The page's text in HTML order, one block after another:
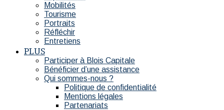
Mobilités
Tourisme
Portraits
Réfléchir
Entretiens
PLUS
Participer à Blois Capitale
Bénéficier d’une assistance
Qui sommes-nous ?
Politique de confidentialité
Mentions légales
Partenariats